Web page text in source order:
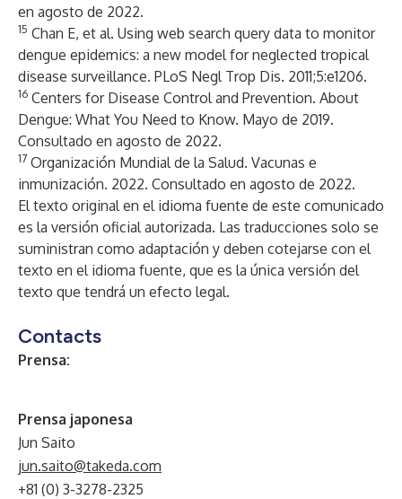
en agosto de 2022.
15 Chan E, et al. Using web search query data to monitor
dengue epidemics: a new model for neglected tropical
disease surveillance. PLoS Negl Trop Dis. 2011;5:e1206.
16 Centers for Disease Control and Prevention. About
Dengue: What You Need to Know. Mayo de 2019.
Consultado en agosto de 2022.
17 Organización Mundial de la Salud. Vacunas e
inmunización. 2022. Consultado en agosto de 2022.
El texto original en el idioma fuente de este comunicado
es la versión oficial autorizada. Las traducciones solo se
suministran como adaptación y deben cotejarse con el
texto en el idioma fuente, que es la única versión del
texto que tendrá un efecto legal.
Contacts
Prensa:
Prensa japonesa
Jun Saito
jun.saito@takeda.com
+81 (0) 3-3278-2325